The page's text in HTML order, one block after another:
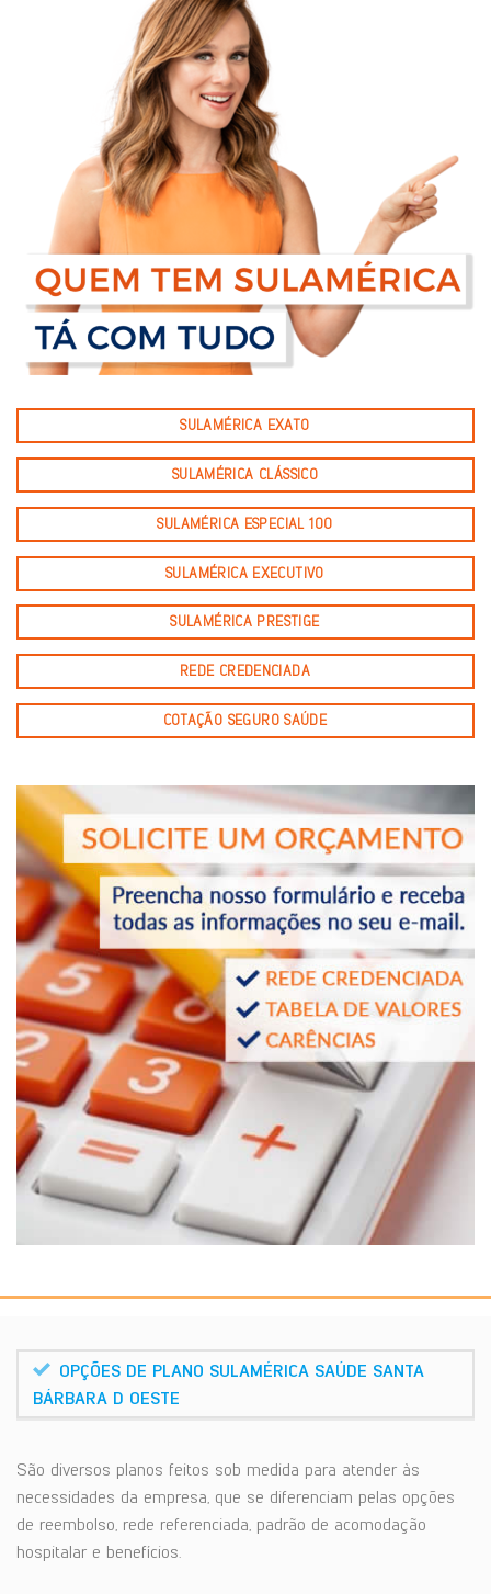
SULAMÉRICA EXATO
SULAMÉRICA CLÁSSICO
SULAMÉRICA ESPECIAL 100
SULAMÉRICA EXECUTIVO
SULAMÉRICA PRESTIGE
REDE CREDENCIADA
COTAÇÃO SEGURO SAÚDE
OPÇÕES DE PLANO SULAMÉRICA SAÚDE SANTA
BÁRBARA D OESTE
São diversos planos feitos sob medida para atender às
necessidades da empresa, que se diferenciam pelas opções
de reembolso, rede referenciada, padrão de acomodação
hospitalar e benefícios.